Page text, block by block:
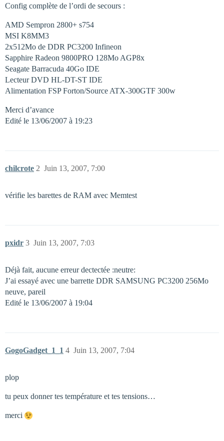
Config complète de l’ordi de secours :
AMD Sempron 2800+ s754
MSI K8MM3
2x512Mo de DDR PC3200 Infineon
Sapphire Radeon 9800PRO 128Mo AGP8x
Seagate Barracuda 40Go IDE
Lecteur DVD HL-DT-ST IDE
Alimentation FSP Forton/Source ATX-300GTF 300w
Merci d’avance
Edité le 13/06/2007 à 19:23
chilcrote Juin 13, 2007, 7:00
2
vérifie les barettes de RAM avec Memtest
pxidr Juin 13, 2007, 7:03
3
Déjà fait, aucune erreur dectectée :neutre:
J’ai essayé avec une barrette DDR SAMSUNG PC3200 256Mo
neuve, pareil
Edité le 13/06/2007 à 19:04
GogoGadget_1_1 Juin 13, 2007, 7:04
4
plop
tu peux donner tes température et tes tensions…
merci